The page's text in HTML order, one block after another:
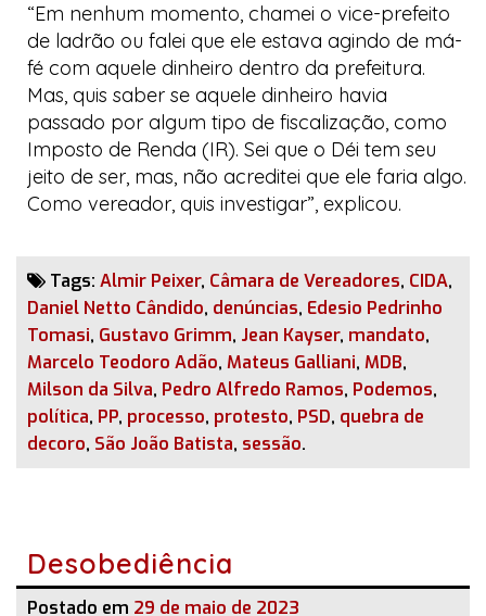
“Em nenhum momento, chamei o vice-prefeito
de ladrão ou falei que ele estava agindo de má-
fé com aquele dinheiro dentro da prefeitura.
Mas, quis saber se aquele dinheiro havia
passado por algum tipo de fiscalização, como
Imposto de Renda (IR). Sei que o Déi tem seu
jeito de ser, mas, não acreditei que ele faria algo.
Como vereador, quis investigar”, explicou.
Tags: Almir Peixer, Câmara de Vereadores, CIDA,
Daniel Netto Cândido, denúncias, Edesio Pedrinho
Tomasi, Gustavo Grimm, Jean Kayser, mandato,
Marcelo Teodoro Adão, Mateus Galliani, MDB,
Milson da Silva, Pedro Alfredo Ramos, Podemos,
política, PP, processo, protesto, PSD, quebra de
decoro, São João Batista, sessão.
Desobediência
Postado em 29 de maio de 2023